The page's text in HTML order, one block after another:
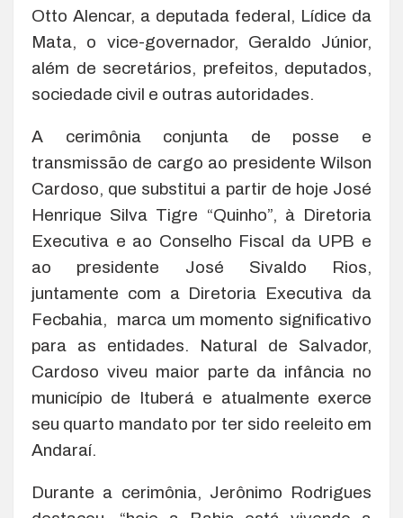
Otto Alencar, a deputada federal, Lídice da
Mata, o vice-governador, Geraldo Júnior,
além de secretários, prefeitos, deputados,
sociedade civil e outras autoridades.
A cerimônia conjunta de posse e
transmissão de cargo ao presidente Wilson
Cardoso, que substitui a partir de hoje José
Henrique Silva Tigre “Quinho”, à Diretoria
Executiva e ao Conselho Fiscal da UPB e
ao presidente José Sivaldo Rios,
juntamente com a Diretoria Executiva da
Fecbahia, marca um momento significativo
para as entidades. Natural de Salvador,
Cardoso viveu maior parte da infância no
município de Ituberá e atualmente exerce
seu quarto mandato por ter sido reeleito em
Andaraí.
Durante a cerimônia, Jerônimo Rodrigues